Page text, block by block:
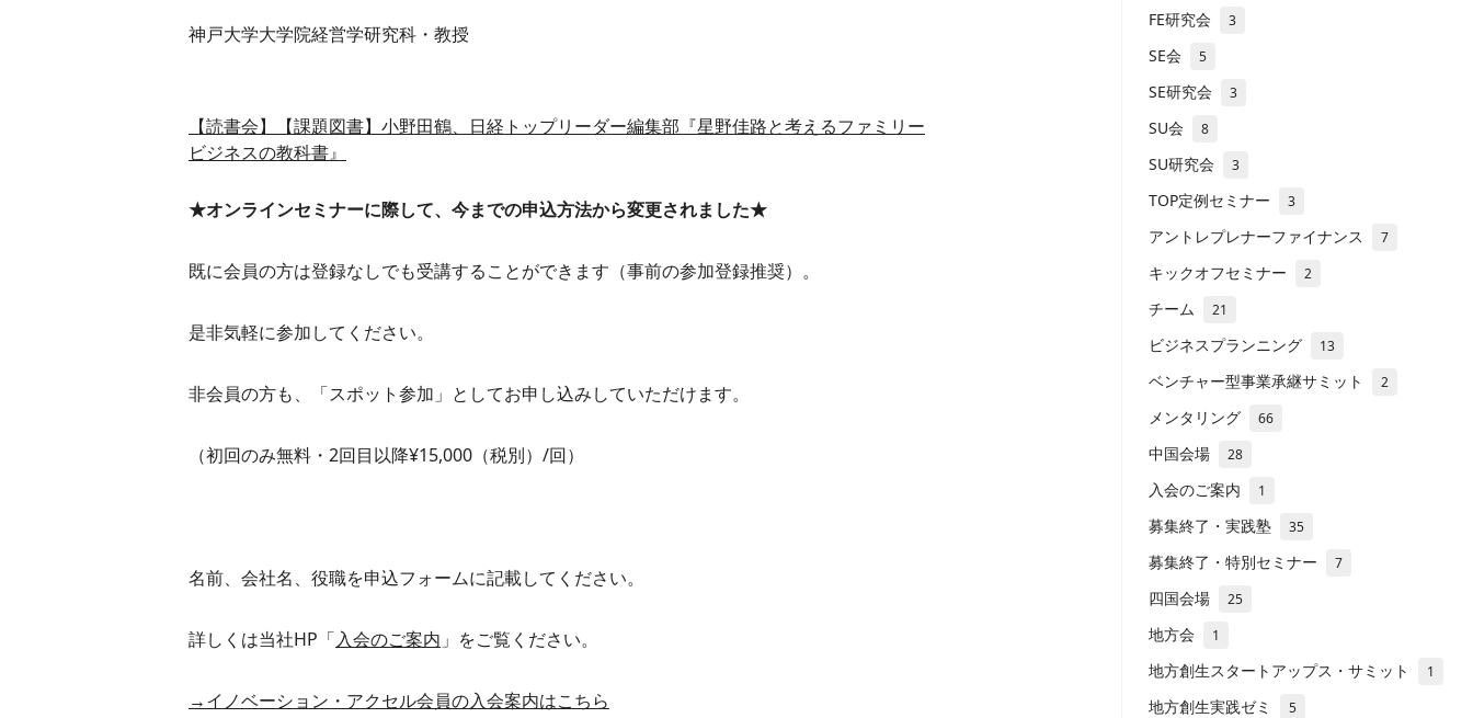
神戸大学大学院経営学研究科・教授
【読書会】【課題図書】小野田鶴、日経トップリーダー編集部『星野佳路と考えるファミリー
ビジネスの教科書』
★オンラインセミナーに際して、今までの申込方法から変更されました★
既に会員の方は登録なしでも受講することができます（事前の参加登録推奨）。
是非気軽に参加してください。
非会員の方も、「スポット参加」としてお申し込みしていただけます。
（初回のみ無料・2回目以降¥15,000（税別）/回）
名前、会社名、役職を申込フォームに記載してください。
詳しくは当社HP「入会のご案内 」をご覧ください。
→イノベーション・アクセル会員の入会案内はこちら
FE研究会 3
SE会 5
SE研究会 3
SU会 8
SU研究会 3
TOP定例セミナー 3
アントレプレナーファイナンス 7
キックオフセミナー 2
チーム 21
ビジネスプランニング 13
ベンチャー型事業承継サミット 2
メンタリング 66
中国会場 28
入会のご案内 1
募集終了・実践塾 35
募集終了・特別セミナー 7
四国会場 25
地方会 1
地方創生スタートアップス・サミット 1
地方創生実践ゼミ 5